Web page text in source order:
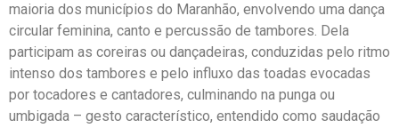
maioria dos municípios do Maranhão, envolvendo uma dança
circular feminina, canto e percussão de tambores. Dela
participam as coreiras ou dançadeiras, conduzidas pelo ritmo
intenso dos tambores e pelo influxo das toadas evocadas
por tocadores e cantadores, culminando na punga ou
umbigada – gesto característico, entendido como saudação